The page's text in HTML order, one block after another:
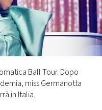
Ball Tour. Dopo
miss Germanotta
in Italia.